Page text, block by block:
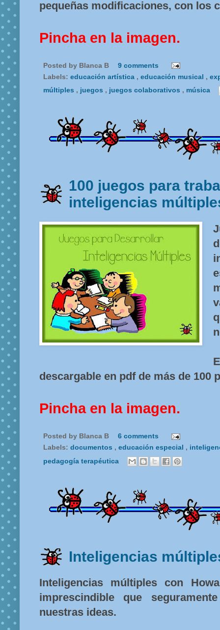
pequeñas modificaciones, con los
Pincha en la imagen.
Posted by Blanca B
9 comments
Labels: educación artística , educación musical ,
múltiples , juegos , juegos colaborativos , música
100 juegos para
inteligencias
descargable en pdf de más de 100
Pincha en la imagen.
Posted by Blanca B
6 comments
Labels: documentos , educación especial ,
pedagogía terapéutica
Inteligencias
Inteligencias múltiples con
imprescindible que
nuestras ideas.